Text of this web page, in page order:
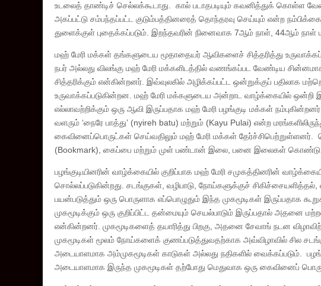
உடலைத் தாண்டிச் செல்லக்கூடாது. கால் படாதபடியும் கவனித்துக் கொள்ள
அகப்பட்டு சம்பந்தப்பட்ட குடும்பத்தினரைத் தொந்தரவு செய்யும் என்ற
துளைக்குள் புதைக்கப்படும். இறந்தவரின் நினைவாக 7ஆம் நாள், 44ஆம் நாள்
மஹ் மேரி மக்கள் தங்களுடைய மூதாதையர் ஆவிகளைச் சித்தரித்து
நபர் அல்லது விலங்கு மஹ் மேரி மக்களிடத்தில் வணங்கப்பட வேண்டிய
சித்தரிக்கும் என்கின்றனர். இவ்வுலகில் அழிக்கப்பட்ட ஒன்றுக்குப் பதிலாக
உருவாக்கப்படுகின்றன. மஹ் மேரி மக்களுடைய அன்றாட வாழ்க்கையில் ஒன்றி
எல்லாவற்றிக்கும் ஒரு ஆவி இருப்பதாக மஹ் மேரி பழங்குடி மக்கள்
வளரும் ‘நைரே பாத்து’ (nyireh batu) மற்றும் (Kayu Pulai) என்ற
கைவினைப்பொருட்கள் செய்வதிலும் மஹ் மேரி மக்கள்
(Bookmark), கைப்பை மற்றும் முள் பண்டான் இலை, பனை இலைகள்
பழங்குடியினரின் வாழ்க்கையில் குறிப்பாக மஹ் மேரி சமுகத்தினரின்
சொல்லப்படுகின்றது. சடங்குகள், வழிபாடு, நோய்களுக்குச்
பயன்படுத்தும் ஒரு பொருளாக எப்பொழுதும் இந்த முகமூடிகள் இருப்பதாக
முகமூடிக்கும் ஒரு குறிப்பிட்ட தன்மையும் செயல்பாடும் இருப்பதால்
என்கின்றனர். முகமூடிகளைத் தயாரித்து பிறகு, அதனை சேவாங் நடன
முகமூடிகள் மூலம் நோய்களைக் குணப்படுத்துவதற்காக அவ்விழாவில் சில
அடையாளமாக அம்முகமூடிகள் காடுகள் அல்லது நதிகளில் வைக்கப்படும்.
அடையாளமாக இருந்த முகமூடிகள் தற்போது மெதுவாக ஒரு கைவினைப்